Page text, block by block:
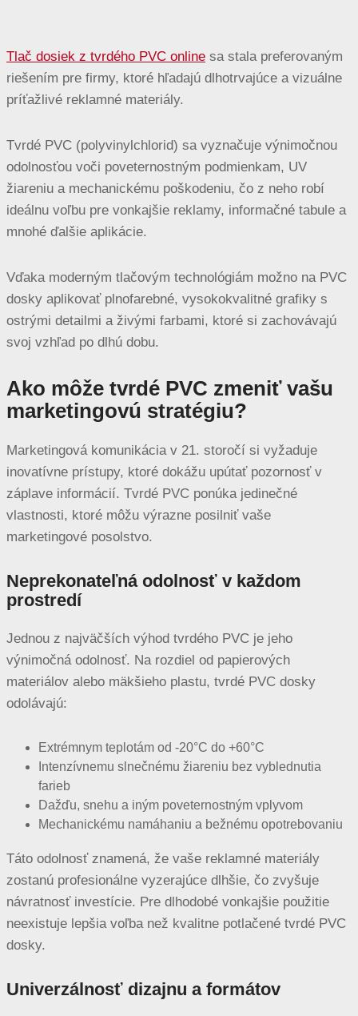
Tlač dosiek z tvrdého PVC online sa stala preferovaným
riešením pre firmy, ktoré hľadajú dlhotrvajúce a vizuálne
príťažlivé reklamné materiály.
Tvrdé PVC (polyvinylchlorid) sa vyznačuje výnimočnou
odolnosťou voči poveternostným podmienkam, UV
žiareniu a mechanickému poškodeniu, čo z neho robí
ideálnu voľbu pre vonkajšie reklamy, informačné tabule a
mnohé ďalšie aplikácie.
Vďaka moderným tlačovým technológiám možno na PVC
dosky aplikovať plnofarebné, vysokokvalitné grafiky s
ostrými detailmi a živými farbami, ktoré si zachovávajú
svoj vzhľad po dlhú dobu.
Ako môže tvrdé PVC zmeniť vašu
marketingovú stratégiu?
Marketingová komunikácia v 21. storočí si vyžaduje
inovatívne prístupy, ktoré dokážu upútať pozornosť v
záplave informácií. Tvrdé PVC ponúka jedinečné
vlastnosti, ktoré môžu výrazne posilniť vaše
marketingové posolstvo.
Neprekonateľná odolnosť v každom
prostredí
Jednou z najväčších výhod tvrdého PVC je jeho
výnimočná odolnosť. Na rozdiel od papierových
materiálov alebo mäkšieho plastu, tvrdé PVC dosky
odolávajú:
Extrémnym teplotám od -20°C do +60°C
Intenzívnemu slnečnému žiareniu bez vyblednutia
farieb
Dažďu, snehu a iným poveternostným vplyvom
Mechanickému namáhaniu a bežnému opotrebovaniu
Táto odolnosť znamená, že vaše reklamné materiály
zostanú profesionálne vyzerajúce dlhšie, čo zvyšuje
návratnosť investície. Pre dlhodobé vonkajšie použitie
neexistuje lepšia voľba než kvalitne potlačené tvrdé PVC
dosky.
Univerzálnosť dizajnu a formátov